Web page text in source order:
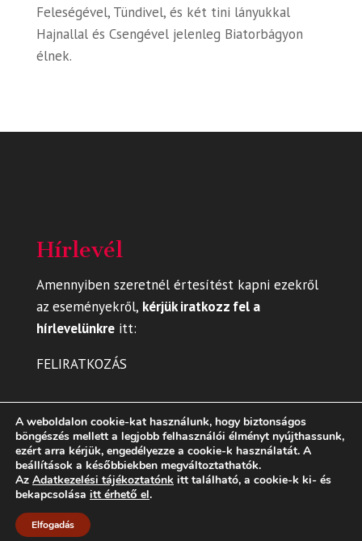
Feleségével, Tündivel, és két tini lányukkal
Hajnallal és Csengével jelenleg Biatorbágyon
élnek.
Hírlevél
Amennyiben szeretnél értesítést kapni ezekről
az eseményekről, kérjük iratkozz fel a
hírlevelünkreitt:
FELIRATKOZÁS
Dizájn:
A weboldalon cookie-kat használunk, hogy biztonságos
böngészés mellett a legjobb felhasználói élményt nyújthassunk,
ezért arra kérjük, engedélyezze a cookie-k használatát. A
beállítások a későbbiekben megváltoztathatók.
Az Adatkezelési tájékoztatónk itt található, a cookie-k ki- és
bekapcsolása itt érhető el.
Elfogadás